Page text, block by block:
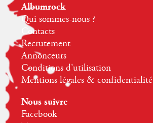
Albumrock
Qui sommes-nous ?
Contacts
Recrutement
Annonceurs
Conditions d'utilisation
Mentions légales & confidentialité
Nous suivre
Facebook